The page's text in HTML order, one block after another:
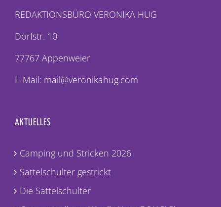
REDAKTIONSBÜRO VERONIKA HUG
Dorfstr. 10
77767 Appenweier
E-Mail: mail@veronikahug.com
AKTUELLES
Camping und Stricken 2026
Sattelschulter gestrickt
Die Sattelschulter